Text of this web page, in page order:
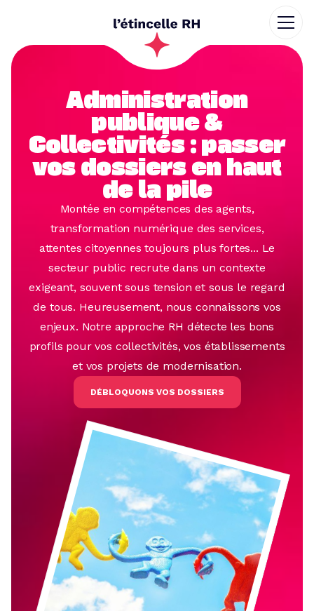
Administration
publique &
Collectivités : passer
vos dossiers en haut
de la pile
Montée en compétences des agents,
transformation numérique des services,
attentes citoyennes toujours plus fortes... Le
secteur public recrute dans un contexte
exigeant, souvent sous tension et sous le regard
de tous. Heureusement, nous connaissons vos
enjeux. Notre approche RH détecte les bons
profils pour vos collectivités, vos établissements
et vos projets de modernisation.
DÉBLOQUONS VOS DOSSIERS